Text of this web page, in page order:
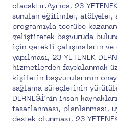
olacaktır.Ayrıca, 23
sunulan eğitimler,
programıyla tecrübe
geliştirerek başvuruda
için gerekli çalışmaların
yapılması, 23 YETENEK
hizmetlerden faydalanmak
kişilerin başvurularının
sağlama süreçlerinin
DERNEĞİ’nin insan
tasarlanması, planlanması,
destek olunması, 23